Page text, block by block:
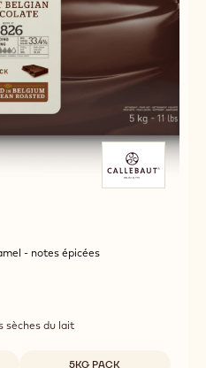
- notes épicées
sèches du lait
Tailles disponibles
5KG PACK